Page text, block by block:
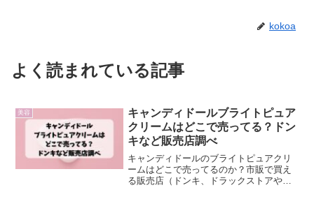
kokoa
よく読まれている記事
美容
キャンディドールブライトピュア
クリームはどこで売ってる？ドン
キなど販売店調べ
キャンディドールのブライトピュアクリ
ームはどこで売ってるのか？市販で買え
る販売店（ドンキ、ドラックストアや薬